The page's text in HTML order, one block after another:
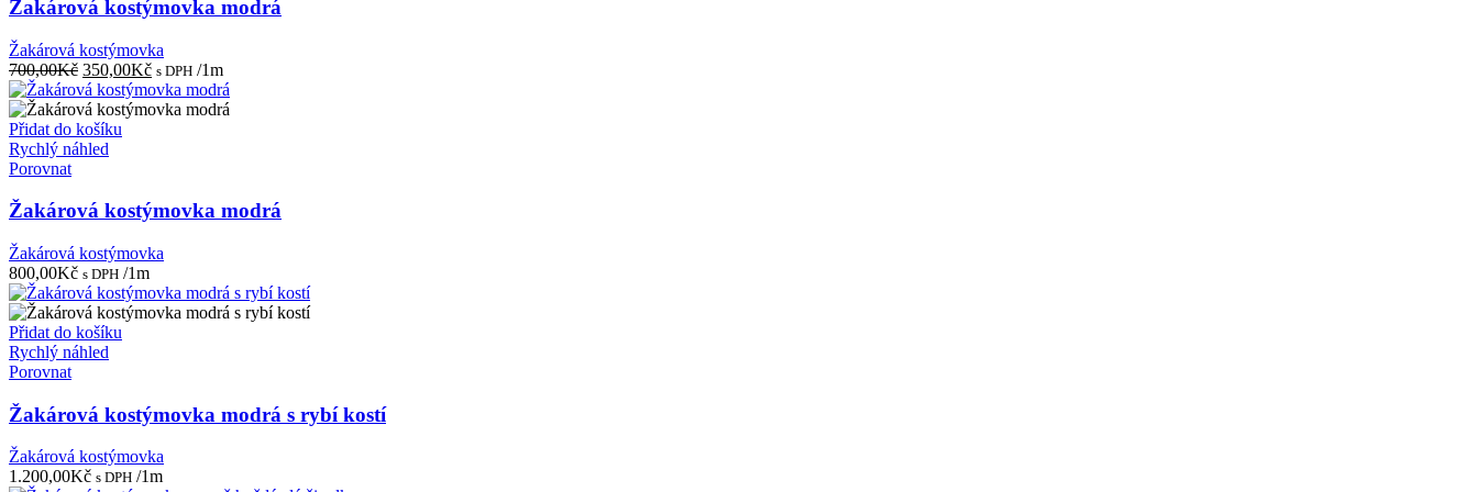
Žakárová kostýmovka modrá
Žakárová kostýmovka
700,00Kč Původní
cena
byla:
700,00Kč.
350,00KčAktuální
cena
je:
s DPH /1m
Přidat do košíku
Rychlý náhled
Porovnat
Žakárová kostýmovka modrá
Žakárová kostýmovka
800,00Kč s DPH /1m
Přidat do košíku
Rychlý náhled
Porovnat
Žakárová kostýmovka modrá s rybí kostí
Žakárová kostýmovka
1.200,00Kč s DPH /1m